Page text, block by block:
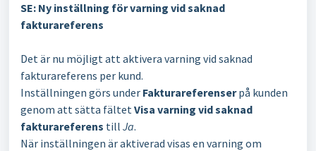
SE: Ny inställning för varning vid saknad
fakturareferens
Det är nu möjligt att aktivera varning vid saknad
fakturareferens per kund.
Inställningen görs under Fakturareferenserpå kunden
genom att sätta fältetVisa varning vid saknad
fakturareferens till Ja.
När inställningen är aktiverad visas en varning om